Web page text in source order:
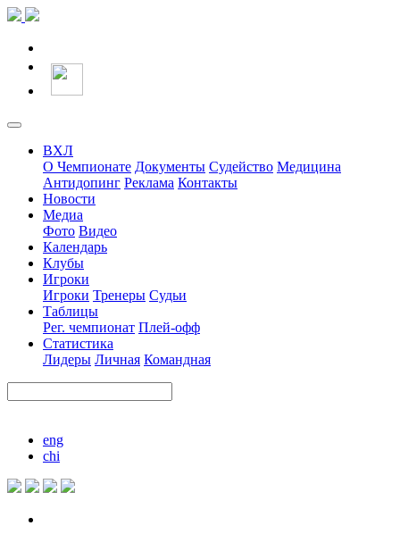
ВХЛ
О Чемпионате Документы Судейство Медицина
Антидопинг Реклама Контакты
Новости
Медиа
Фото Видео
Календарь
Клубы
Игроки
Игроки Тренеры Судьи
Таблицы
Рег. чемпионат Плей-офф
Статистика
Лидеры Личная Командная
eng
chi